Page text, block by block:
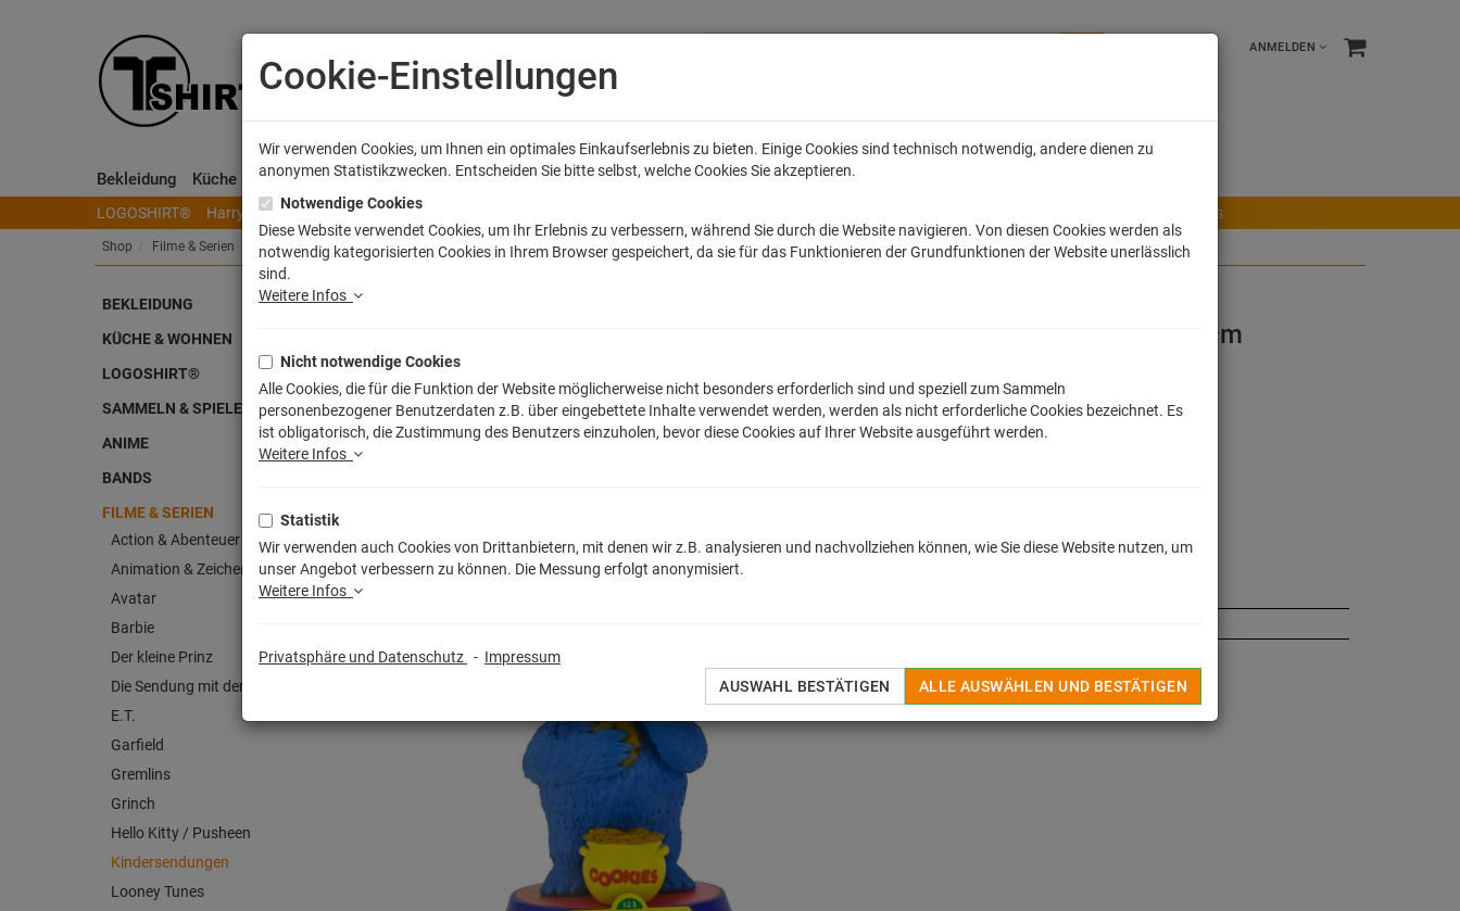
ANMELDEN
Bekleidung Küche & Wohnen Sammeln & Spielen Anime Bands Filme & Serien Gaming Fun Accessoires
LOGOSHIRT® Harry Potter Herr der Ringe Disney Tonies
Shop Filme & Serien Kindersendungen Sesamstrasse
BEKLEIDUNG
KÜCHE & WOHNEN
LOGOSHIRT®
SAMMELN & SPIELEN
ANIME
BANDS
FILME & SERIEN
Action & Abenteuer
Animation & Zeichentrick
Avatar
Barbie
Der kleine Prinz
Die Sendung mit der Maus
E.T.
Garfield
Gremlins
Grinch
Hello Kitty / Pusheen
Kindersendungen
Looney Tunes
Sesamstraße Head Knocker Wackelkopf-Figur Krümelmonster 18 cm
Artikelnummer: NECA08616-01
54,99 €
HINZUFÜGEN
Cookie-Einstellungen
Wir verwenden Cookies, um Ihnen ein optimales Einkaufserlebnis zu bieten. Einige Cookies sind technisch notwendig, andere dienen zu
anonymen Statistikzwecken. Entscheiden Sie bitte selbst, welche Cookies Sie akzeptieren.
Notwendige Cookies
Diese Website verwendet Cookies, um Ihr Erlebnis zu verbessern, während Sie durch die Website navigieren. Von diesen Cookies werden als
notwendig kategorisierten Cookies in Ihrem Browser gespeichert, da sie für das Funktionieren der Grundfunktionen der Website unerlässlich
sind.
Weitere Infos
Nicht notwendige Cookies
Alle Cookies, die für die Funktion der Website möglicherweise nicht besonders erforderlich sind und speziell zum Sammeln
personenbezogener Benutzerdaten z.B. über eingebettete Inhalte verwendet werden, werden als nicht erforderliche Cookies bezeichnet. Es
ist obligatorisch, die Zustimmung des Benutzers einzuholen, bevor diese Cookies auf Ihrer Website ausgeführt werden.
Weitere Infos
Statistik
Wir verwenden auch Cookies von Drittanbietern, mit denen wir z.B. analysieren und nachvollziehen können, wie Sie diese Website nutzen, um
unser Angebot verbessern zu können. Die Messung erfolgt anonymisiert.
Weitere Infos
Privatsphäre und Datenschutz - Impressum
AUSWAHL BESTÄTIGEN
ALLE AUSWÄHLEN UND BESTÄTIGEN